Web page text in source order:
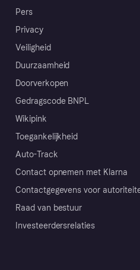
Pers
Privacy
Veiligheid
Duurzaamheid
Doorverkopen
Gedragscode BNPL
Wikipink
Toegankelijkheid
Auto-Track
Contact opnemen met Klarna
Contactgegevens voor
Raad van bestuur
Investeerdersrelaties